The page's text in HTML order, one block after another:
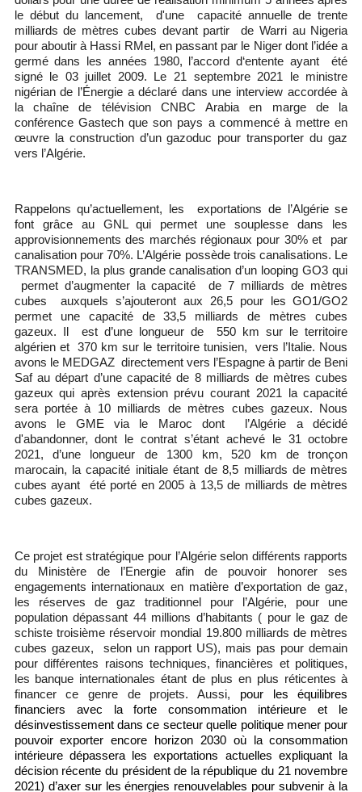
le début du lancement, d'une capacité annuelle de trente
milliards de mètres cubes devant partir de Warri au Nigeria
pour aboutir à Hassi RMel, en passant par le Niger dont l’idée a
germé dans les années 1980, l’accord d‘entente ayant été
signé le 03 juillet 2009. Le 21 septembre 2021 le ministre
nigérian de l’Énergie a déclaré dans une interview accordée à
la chaîne de télévision CNBC Arabia en marge de la
conférence Gastech que son pays a commencé à mettre en
œuvre la construction d’un gazoduc pour transporter du gaz
vers l’Algérie.
Rappelons qu’actuellement, les exportations de l’Algérie se
font grâce au GNL qui permet une souplesse dans les
approvisionnements des marchés régionaux pour 30% et par
canalisation pour 70%. L’Algérie possède trois canalisations. Le
TRANSMED, la plus grande canalisation d’un looping GO3 qui
permet d’augmenter la capacité de 7 milliards de mètres
cubes auxquels s’ajouteront aux 26,5 pour les GO1/GO2
permet une capacité de 33,5 milliards de mètres cubes
gazeux. Il est d’une longueur de 550 km sur le territoire
algérien et 370 km sur le territoire tunisien, vers l’Italie. Nous
avons le MEDGAZ directement vers l’Espagne à partir de Beni
Saf au départ d’une capacité de 8 milliards de mètres cubes
gazeux qui après extension prévu courant 2021 la capacité
sera portée à 10 milliards de mètres cubes gazeux. Nous
avons le GME via le Maroc dont l’Algérie a décidé
d'abandonner, dont le contrat s’étant achevé le 31 octobre
2021, d’une longueur de 1300 km, 520 km de tronçon
marocain, la capacité initiale étant de 8,5 milliards de mètres
cubes ayant été porté en 2005 à 13,5 de milliards de mètres
cubes gazeux.
Ce projet est stratégique pour l’Algérie selon différents rapports
du Ministère de l’Energie afin de pouvoir honorer ses
engagements internationaux en matière d’exportation de gaz,
les réserves de gaz traditionnel pour l’Algérie, pour une
population dépassant 44 millions d’habitants ( pour le gaz de
schiste troisième réservoir mondial 19.800 milliards de mètres
cubes gazeux, selon un rapport US), mais pas pour demain
pour différentes raisons techniques, financières et politiques,
les banque internationales étant de plus en plus réticentes à
financer ce genre de projets. Aussi, pour les équilibres
financiers avec la forte consommation intérieure et le
désinvestissement dans ce secteur quelle politique mener pour
pouvoir exporter encore horizon 2030 où la consommation
intérieure dépassera les exportations actuelles expliquant la
décision récente du président de la république du 21 novembre
2021) d’axer sur les énergies renouvelables pour subvenir à la